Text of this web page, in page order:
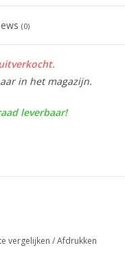
(0)
in het magazijn.
leverbaar!
vergelijken /Afdrukken